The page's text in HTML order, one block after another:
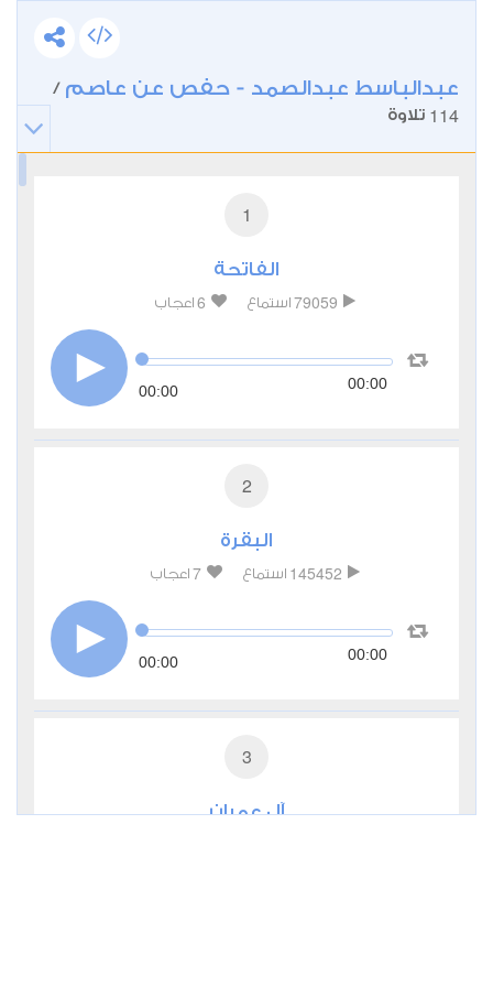
عبدالباسط عبدالصمد - حفص عن عاصم /
114 تلاوة
1
الفاتحة
79059 استماع 6 اعجاب
00:00 00:00
2
البقرة
145452 استماع 7 اعجاب
00:00 00:00
3
آل عمران